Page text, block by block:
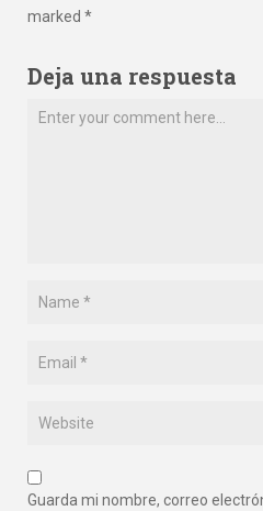
marked *
Deja una respuesta
Guarda mi nombre, correo